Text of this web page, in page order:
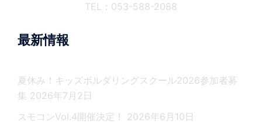
TEL：053-588-2088
最新情報
夏休み！キッズボルダリングスクール2026参加者募
集 2026年7月2日
スモコンVol.4開催決定！
2026年6月10日